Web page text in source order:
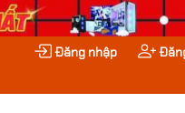
Đăng nhập